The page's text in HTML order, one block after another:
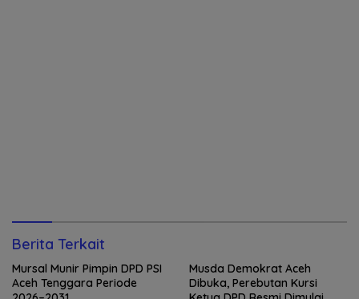
Berita Terkait
Mursal Munir Pimpin DPD PSI
Aceh Tenggara Periode
Musda Demokrat Aceh
Dibuka, Perebutan Kursi